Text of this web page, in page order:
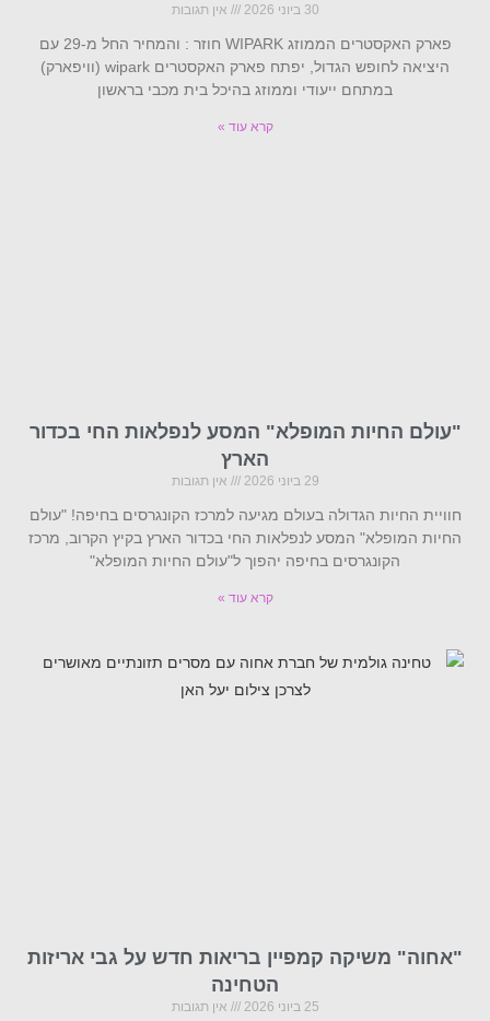
30 ביוני 2026 אין תגובות
פארק האקסטרים הממוזג WIPARK חוזר : והמחיר החל מ-29 עם
היציאה לחופש הגדול, יפתח פארק האקסטרים wipark (וויפארק)
במתחם ייעודי וממוזג בהיכל בית מכבי בראשון
קרא עוד »
"עולם החיות המופלא" המסע לנפלאות החי בכדור
הארץ
29 ביוני 2026 אין תגובות
חוויית החיות הגדולה בעולם מגיעה למרכז הקונגרסים בחיפה! "עולם
החיות המופלא" המסע לנפלאות החי בכדור הארץ בקיץ הקרוב, מרכז
הקונגרסים בחיפה יהפוך ל"עולם החיות המופלא"
קרא עוד »
"אחוה" משיקה קמפיין בריאות חדש על גבי אריזות
הטחינה
25 ביוני 2026 אין תגובות